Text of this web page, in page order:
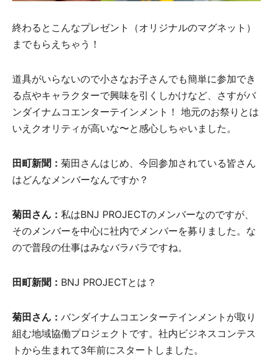
終わるとこんなプレゼント（オリジナルのマグネット）
までもらえちゃう！
道具がいらないので小さなお子さんでも簡単に参加でき
る点やキャラクターで興味を引くしかけなど、さすがバ
ンダイナムコエンターテインメント！ 地元のお祭りとは
いえクオリティが高いな〜と感心しちゃいました。
田町新聞： 菊田さんはじめ、今回参加されている皆さん
はどんなメンバーなんですか？
菊田さん： 私はBNJ PROJECTのメンバーなのですが、
そのメンバーを中心に社内でメンバーを募りました。な
ので普段の仕事はみなバラバラですね。
田町新聞： BNJ PROJECTとは？
菊田さん： バンダイナムコエンターテインメントが取り
組む地域協働プロジェクトです。社内ビジネスコンテス
トから生まれて3年前にスタートしました。